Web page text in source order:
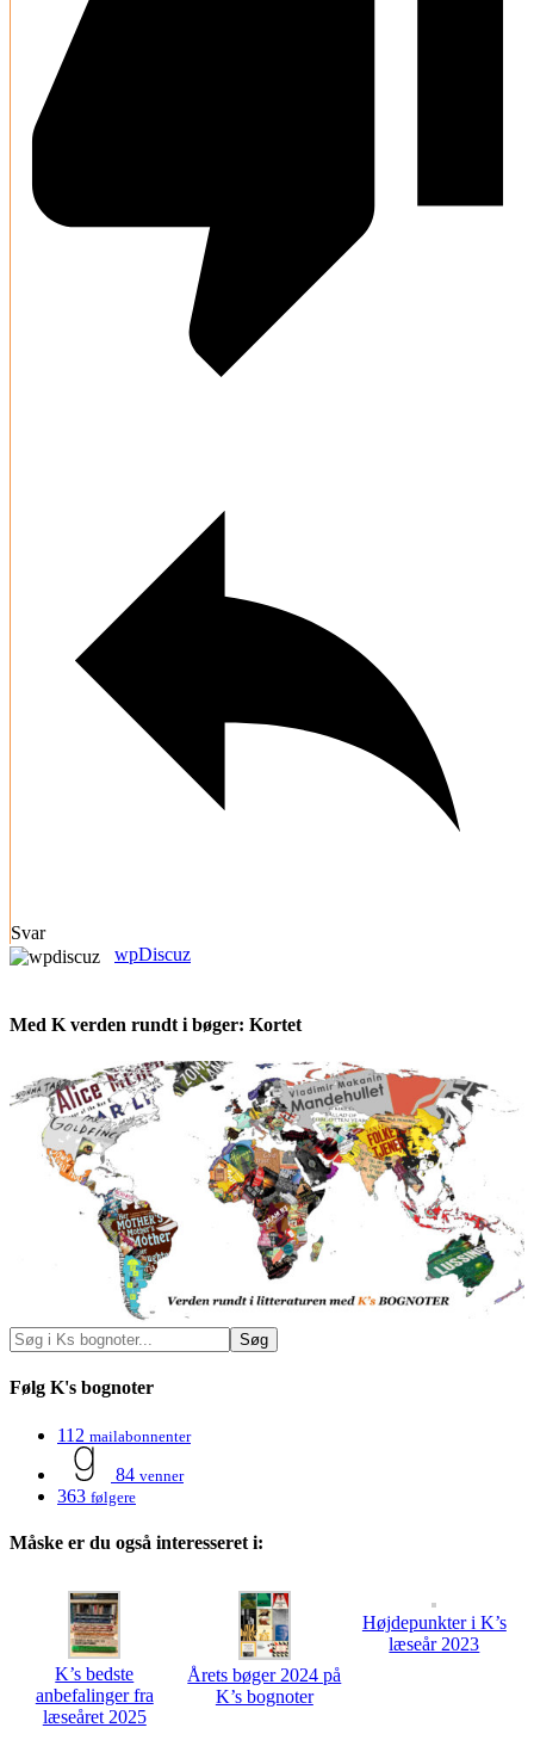
Svar
wpDiscuz
Med K verden rundt i bøger: Kortet
Følg K's bognoter
112 mailabonnenter
84 venner
363 følgere
Måske er du også interesseret i:
K’s bedste
anbefalinger fra
læseåret 2025
Årets bøger 2024 på
K’s bognoter
Højdepunkter i K’s
læseår 2023